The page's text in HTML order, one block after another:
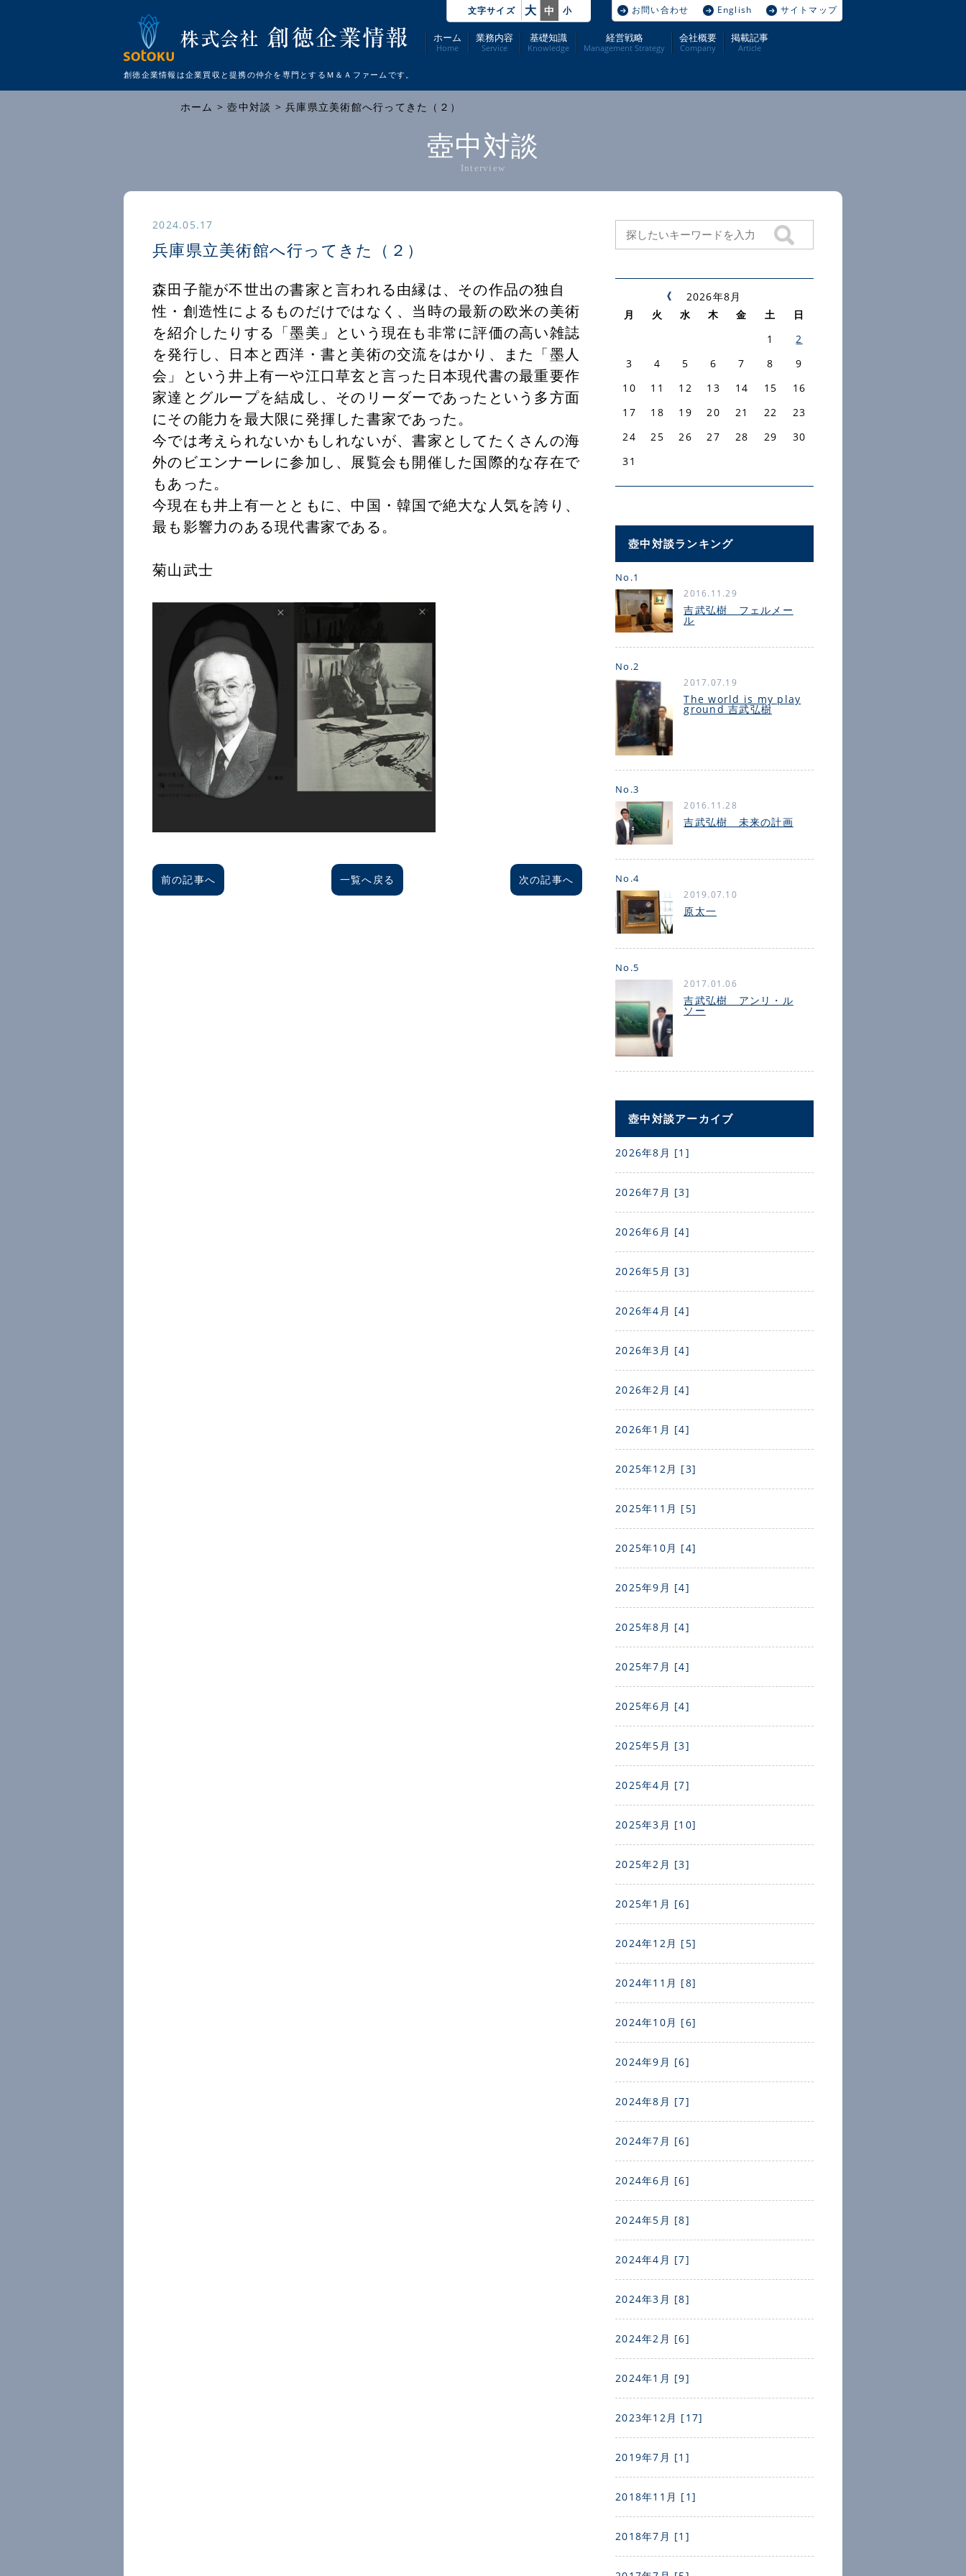
ホーム
Home
業務内容
Service
基礎知識
Knowledge
経営戦略
Management Strategy
会社概要
Company
掲載記事
Article
創徳企業情報は企業買収と提携の仲介を 専門とするＭ＆Ａファームです。
文字サイズ 大 中 小 お問い合わせ English サイトマップ
ホーム >壺中対談 > 兵庫県立美術館へ行ってきた（２）
壺中対談
Interview
2024.05.17
兵庫県立美術館へ行ってきた（２）
森田子龍が不世出の書家と言われる由縁は、その作品の独自
性・創造性によるものだけではなく、当時の最新の欧米の美術
を紹介したりする「墨美」という現在も非常に評価の高い雑誌
を発行し、日本と西洋・書と美術の交流をはかり、また「墨人
会」という井上有一や江口草玄と言った日本現代書の最重要作
家達とグループを結成し、そのリーダーであったという多方面
にその能力を最大限に発揮した書家であった。
今では考えられないかもしれないが、書家としてたくさんの海
外のビエンナーレに参加し、展覧会も開催した国際的な存在で
もあった。
今現在も井上有一とともに、中国・韓国で絶大な人気を誇り、
最も影響力のある現代書家である。
菊山武士
前の記事へ 一覧へ戻る 次の記事へ
2026年8月
月
火 水 木 金 土
日
1
2
3
4 5 6 7 8
9
10
11 12 13 14 15
16
17
18 19 20 21 22
23
24
25 26 27 28 29
30
31
壺中対談ランキング
No.1
2016.11.29
吉武弘樹 フェルメー
ル
No.2
2017.07.19
The world is my play
ground 吉武弘樹
No.3
2016.11.28
吉武弘樹 未来の計画
No.4
2019.07.10
原太一
No.5
2017.01.06
吉武弘樹 アンリ・ル
ソー
壺中対談アーカイブ
2026年8月 [1]
2026年7月 [3]
2026年6月 [4]
2026年5月 [3]
2026年4月 [4]
2026年3月 [4]
2026年2月 [4]
2026年1月 [4]
2025年12月 [3]
2025年11月 [5]
2025年10月 [4]
2025年9月 [4]
2025年8月 [4]
2025年7月 [4]
2025年6月 [4]
2025年5月 [3]
2025年4月 [7]
2025年3月 [10]
2025年2月 [3]
2025年1月 [6]
2024年12月 [5]
2024年11月 [8]
2024年10月 [6]
2024年9月 [6]
2024年8月 [7]
2024年7月 [6]
2024年6月 [6]
2024年5月 [8]
2024年4月 [7]
2024年3月 [8]
2024年2月 [6]
2024年1月 [9]
2023年12月 [17]
2019年7月 [1]
2018年11月 [1]
2018年7月 [1]